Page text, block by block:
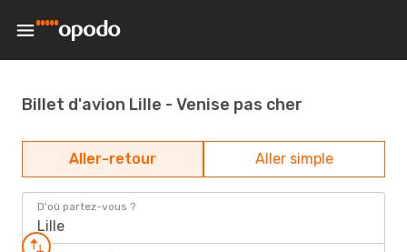
Billet d'avion Lille - Venise pas cher
Aller-retour Aller simple
D'où partez-vous ?
Lille